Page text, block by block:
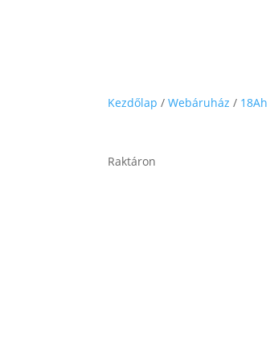
Kezdőlap /Webáruház / 18Ah
Raktáron